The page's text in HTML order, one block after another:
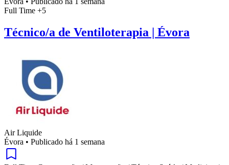
Full Time +5
Técnico/a de Ventiloterapia | Évora
Air Liquide
Évora • Publicado há 1 semana